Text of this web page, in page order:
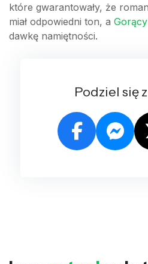
które gwarantowały, że
miał odpowiedni ton, a
dawkę namiętności.
Podziel się